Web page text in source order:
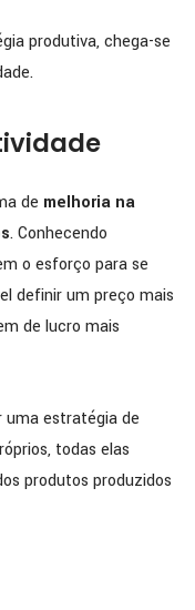
produtiva, chega-se
de melhoria na
. Conhecendo
o esforço para se
definir um preço mais
de lucro mais
uma estratégia de
todas elas
produtos produzidos